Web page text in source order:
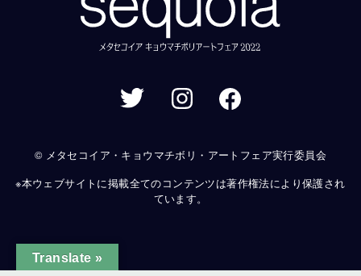
© メタセコイア・キョウマチボリ・アートフェア実行委員会
※本ウェブサイトに掲載全てのコンテンツは著作権法により保護され
ています。
Translate »